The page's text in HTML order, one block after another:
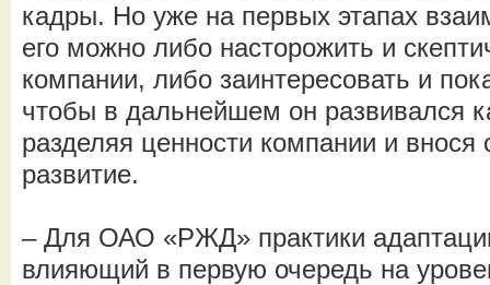
кадры. Но уже на первых этапах
его можно либо насторожить и
компании, либо заинтересовать и
чтобы в дальнейшем он развивался
разделяя ценности компании и внося
развитие.
– Для ОАО «РЖД» практики
влияющий в первую очередь на